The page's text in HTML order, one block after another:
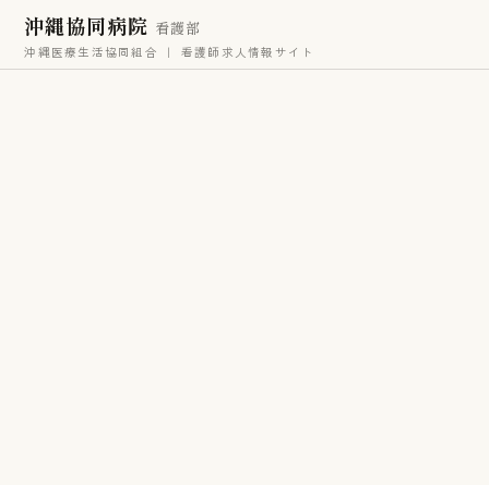
沖縄協同病院 看護部
沖縄医療生活協同組合 ｜ 看護師求人情報サイト